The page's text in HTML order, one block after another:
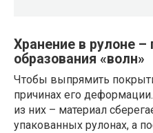
Хранение в рулоне –
образования «волн»
Чтобы выпрямить
причинах его
из них – материал
упакованных рулонах, а